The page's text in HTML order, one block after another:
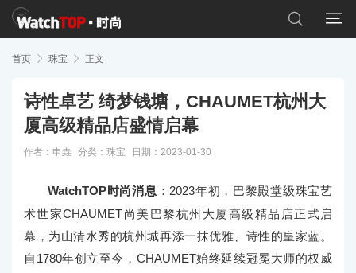


首页  珠宝  正文
诗性卓艺 绮梦钱塘，CHAUMET杭州大
厦高级精品店盛情启幕
作者：申垚 分类： 珠宝 日期：2023-01-30
WatchTOP时尚消息 ：2023年初，巴黎殿堂级珠宝艺
术世家CHAUMET尚美巴黎杭州大厦高级精品店正式启
幕，为山清水秀的杭州城再添一抹优雅、诗性的皇家蓝。
自1780年创立至今，CHAUMET始终延续冠冕大师的权威